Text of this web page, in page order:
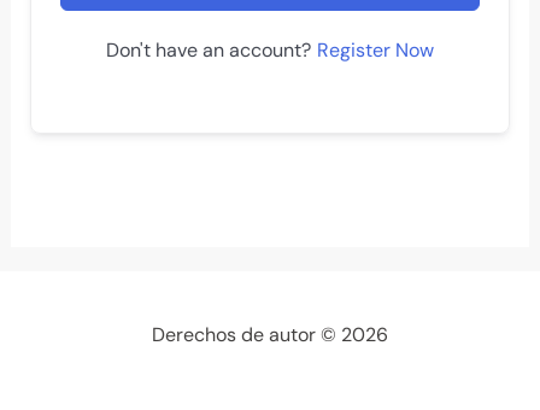
Don't have an account? Register Now
Derechos de autor © 2026